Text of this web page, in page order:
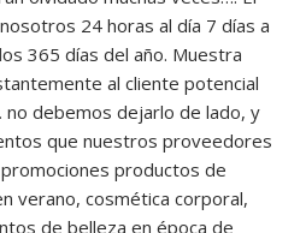
24 horas al día 7 días a
365 días del año. Muestra
al cliente potencial
debemos dejarlo de lado, y
que nuestros proveedores
productos de
verano, cosmética corporal,
de belleza en época de